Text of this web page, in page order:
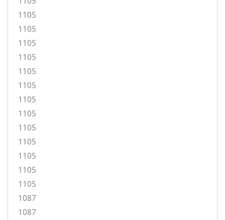
1105
1105
1105
1105
1105
1105
1105
1105
1105
1105
1105
1105
1105
1087
1087